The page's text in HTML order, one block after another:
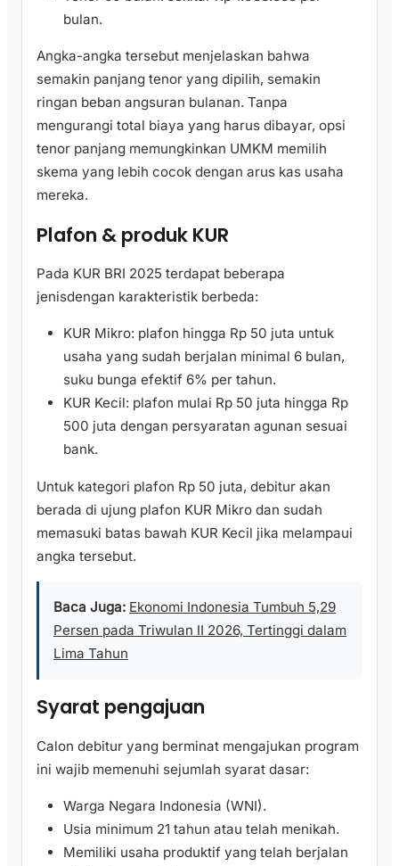
bulan.
Angka-angka tersebut menjelaskan bahwa
semakin panjang tenor yang dipilih, semakin
ringan beban angsuran bulanan. Tanpa
mengurangi total biaya yang harus dibayar, opsi
tenor panjang memungkinkan UMKM memilih
skema yang lebih cocok dengan arus kas usaha
mereka.
Plafon & produk KUR
Pada KUR BRI 2025 terdapat beberapa
jenisdengan karakteristik berbeda:
KUR Mikro: plafon hingga Rp 50 juta untuk
usaha yang sudah berjalan minimal 6 bulan,
suku bunga efektif 6% per tahun.
KUR Kecil: plafon mulai Rp 50 juta hingga Rp
500 juta dengan persyaratan agunan sesuai
bank.
Untuk kategori plafon Rp 50 juta, debitur akan
berada di ujung plafon KUR Mikro dan sudah
memasuki batas bawah KUR Kecil jika melampaui
angka tersebut.
Baca Juga: Ekonomi Indonesia Tumbuh 5,29
Persen pada Triwulan II 2026, Tertinggi dalam
Lima Tahun
Syarat pengajuan
Calon debitur yang berminat mengajukan program
ini wajib memenuhi sejumlah syarat dasar:
Warga Negara Indonesia (WNI).
Usia minimum 21 tahun atau telah menikah.
Memiliki usaha produktif yang telah berjalan